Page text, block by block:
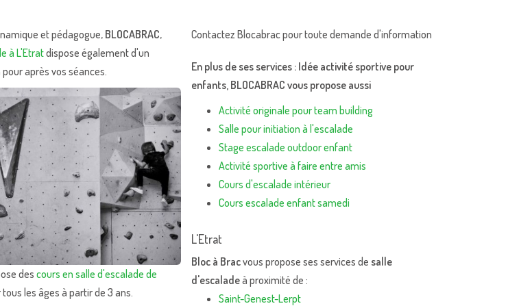
et pédagogue, BLOCABRAC,
à L'Etratdispose également d'un
après vos séances.
descours en salle d'escalade de
les âges à partir de 3 ans.
Contactez Blocabrac pour toute demande d'information
En plus de ses services : Idée activité sportive pour
enfants, BLOCABRAC vous propose aussi
Activité originale pour team building
Salle pour initiation à l'escalade
Stage escalade outdoor enfant
Activité sportive à faire entre amis
Cours d'escalade intérieur
Cours escalade enfant samedi
L'Etrat
Bloc à Bracvous propose ses services de salle
d'escaladeà proximité de :
Saint-Genest-Lerpt